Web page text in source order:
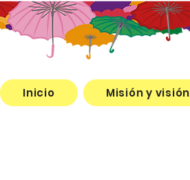
Inicio Misión y visión